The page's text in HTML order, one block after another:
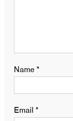
Name*
Email *